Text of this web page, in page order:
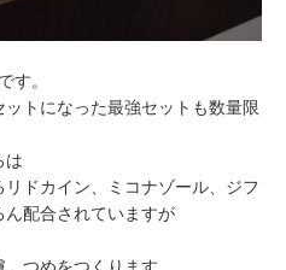
す。
トになった最強セットも数量限
は
ドカイン、ミコナゾール、ジフ
ん配合されていますが